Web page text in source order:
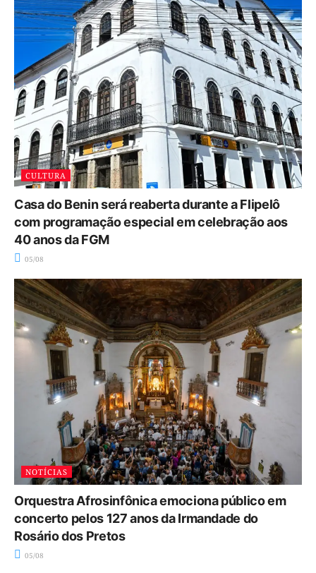
CULTURA
Casa do Benin será reaberta durante a Flipelô
com programação especial em celebração aos
40 anos da FGM
05/08
NOTÍCIAS
Orquestra Afrosinfônica emociona público em
concerto pelos 127 anos da Irmandade do
Rosário dos Pretos
05/08